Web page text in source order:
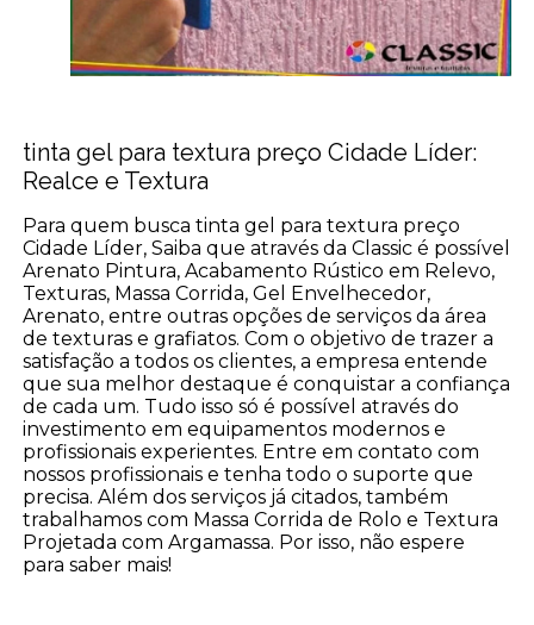
tinta gel para textura preço Cidade Líder:
Realce e Textura
Para quem busca tinta gel para textura preço
Cidade Líder, Saiba que através da Classic é possível
Arenato Pintura, Acabamento Rústico em Relevo,
Texturas, Massa Corrida, Gel Envelhecedor,
Arenato, entre outras opções de serviços da área
de texturas e grafiatos. Com o objetivo de trazer a
satisfação a todos os clientes, a empresa entende
que sua melhor destaque é conquistar a confiança
de cada um. Tudo isso só é possível através do
investimento em equipamentos modernos e
profissionais experientes. Entre em contato com
nossos profissionais e tenha todo o suporte que
precisa. Além dos serviços já citados, também
trabalhamos com Massa Corrida de Rolo e Textura
Projetada com Argamassa. Por isso, não espere
para saber mais!